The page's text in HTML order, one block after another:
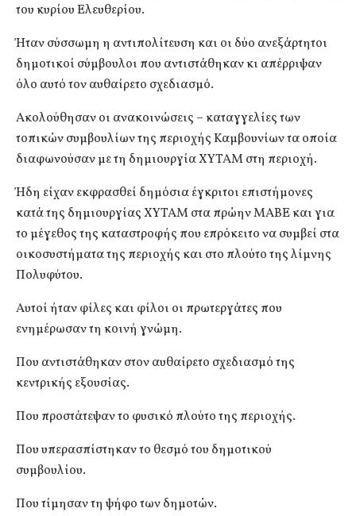
του κυρίου Ελευθερίου.
Ήταν σύσσωμη η αντιπολίτευση και οι δύο ανεξάρτητοι
δημοτικοί σύμβουλοι που αντιστάθηκαν κι απέρριψαν
όλο αυτό τον αυθαίρετο σχεδιασμό.
Ακολούθησαν οι ανακοινώσεις – καταγγελίες των
τοπικών συμβουλίων της περιοχής Καμβουνίων τα οποία
διαφωνούσαν με τη δημιουργία ΧΥΤΑΜ στη περιοχή.
Ήδη είχαν εκφρασθεί δημόσια έγκριτοι επιστήμονες
κατά της δημιουργίας ΧΥΤΑΜ στα πρώην ΜΑΒΕ και για
το μέγεθος της καταστροφής που επρόκειτο να συμβεί στα
οικοσυστήματα της περιοχής και στο πλούτο της λίμνης
Πολυφύτου.
Αυτοί ήταν φίλες και φίλοι οι πρωτεργάτες που
ενημέρωσαν τη κοινή γνώμη.
Που αντιστάθηκαν στον αυθαίρετο σχεδιασμό της
κεντρικής εξουσίας.
Που προστάτεψαν το φυσικό πλούτο της περιοχής.
Που υπερασπίστηκαν το θεσμό του δημοτικού
συμβουλίου.
Που τίμησαν τη ψήφο των δημοτών.